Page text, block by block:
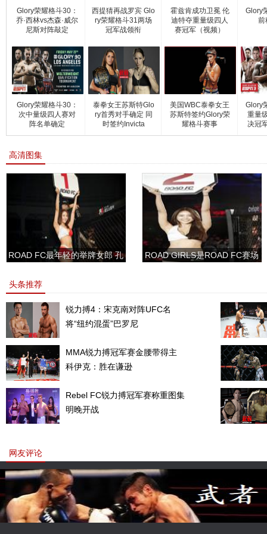
Glory荣耀格斗30：
乔·西林vs杰森·威尔
尼斯对阵敲定
西提猜再战罗宾 Glo
ry荣耀格斗31两场
冠军战领衔
霍兹肯成功卫冕 伦
迪特夺重量级四人
赛冠军（视频）
Glory
前
Glory荣耀格斗30：
次中量级四人赛对
阵名单确定
泰拳女王苏斯特Glo
ry首秀对手确定 同
时签约Invicta
美国WBC泰拳女王
苏斯特签约Glory荣
耀格斗赛事
Glory
重量
决冠
高清图集
ROAD FC最年轻的举牌女郎 孔
ROAD GIRLS是ROAD FC赛场
头条推荐
锐力搏4：宋克南对阵UFC名
将“纽约混蛋”巴罗尼
MMA锐力搏冠军赛金腰带得主
科伊克：胜在谦逊
Rebel FC锐力搏冠军赛称重图集
明晚开战
网友评论